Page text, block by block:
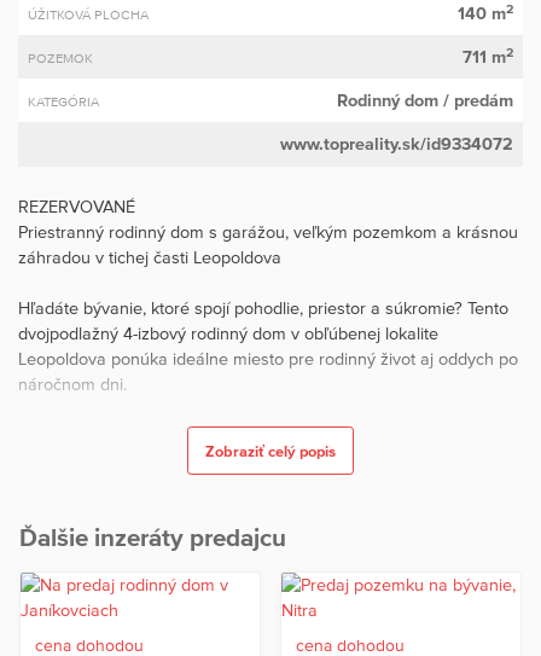
ÚŽITKOVÁ PLOCHA 140 m2
POZEMOK 711 m2
KATEGÓRIA Rodinný dom / predám
www.topreality.sk/id9334072
REZERVOVANÉ
Priestranný rodinný dom s garážou, veľkým pozemkom a krásnou
záhradou v tichej časti Leopoldova
Hľadáte bývanie, ktoré spojí pohodlie, priestor a súkromie? Tento
dvojpodlažný 4-izbový rodinný dom v obľúbenej lokalite
Leopoldova ponúka ideálne miesto pre rodinný život aj oddych po
náročnom dni.
Dom sa nachádza na pokojnej Sládkovičovej ulici s výbornou
dostupnosťou na diaľnicu D1 a len pár minút chôdze od
priestoru na relax, záhradkárčenie aj rodinné aktivity.
Veľkou výhodou je krásna slnečná okrasno-úžitková záhrada,
ktorá vytvára príjemnú atmosféru a zároveň zabezpečuje dostatok
súkromia.
Zobraziť celý popis
Ďalšie inzeráty predajcu
cena dohodou cena dohodou